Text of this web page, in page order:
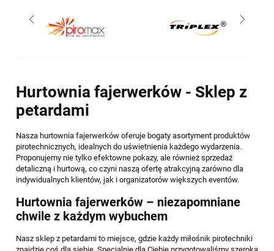
Hurtownia fajerwerków - Sklep z
petardami
Nasza hurtownia fajerwerków oferuje bogaty asortyment produktów
pirotechnicznych, idealnych do uświetnienia każdego wydarzenia.
Proponujemy nie tylko efektowne pokazy, ale również sprzedaż
detaliczną i hurtową, co czyni naszą ofertę atrakcyjną zarówno dla
indywidualnych klientów, jak i organizatorów większych eventów.
Hurtownia fajerwerków – niezapomniane
chwile z każdym wybuchem
Nasz sklep z petardami to miejsce, gdzie każdy miłośnik pirotechniki